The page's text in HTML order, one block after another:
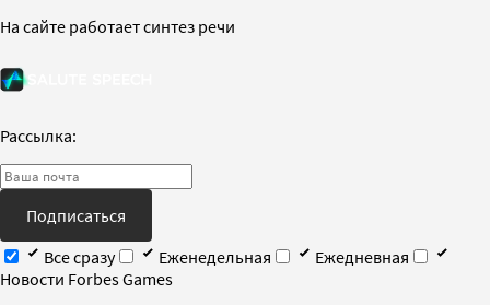
На сайте работает синтез речи
Рассылка:
Подписаться
Все сразу
Еженедельная
Ежедневная
Новости Forbes Games